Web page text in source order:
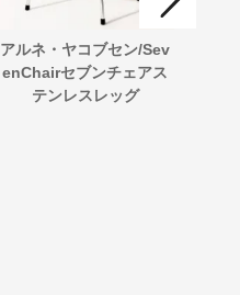
アルネ・ヤコブセン/Sev
enChairセブンチェアス
テンレスレッグ